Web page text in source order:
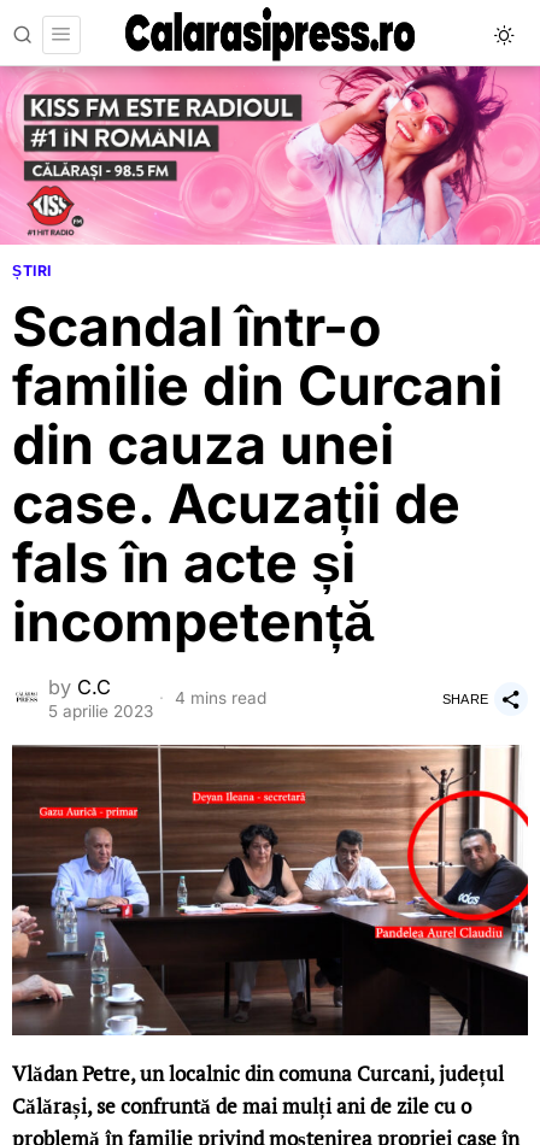
ȘTIRI
Scandal într-o
familie din Curcani
din cauza unei
case. Acuzații de
fals în acte și
incompetență
by C.C
5 aprilie 2023
4 mins read SHARE
Vlădan Petre, un localnic din comuna Curcani, județul
Călărași, se confruntă de mai mulți ani de zile cu o
problemă în familie privind moștenirea propriei case în